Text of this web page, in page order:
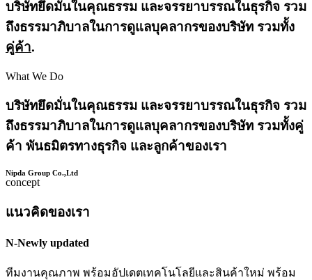
บริษัทยึดมั่นในคุณธรรม และจรรยาบรรณในธุรกิจ รวม
ถึงธรรมาภิบาลในการดูแลบุคลากรของบริษัท รวมทั้ง
คู่ค้า.
What We Do
บริษัทยึดมั่นในคุณธรรม และจรรยาบรรณในธุรกิจ รวม
ถึงธรรมาภิบาลในการดูแลบุคลากรของบริษัท รวมทั้งคู่
ค้า พันธมิตรทางธุรกิจ และลูกค้าของเรา
Nipda Group Co.,Ltd
concept
แนวคิดของเรา
N-Newly updated
ทีมงานคุณภาพ พร้อมอัปเดตเทคโนโลยีและสินค้าใหม่ พร้อม